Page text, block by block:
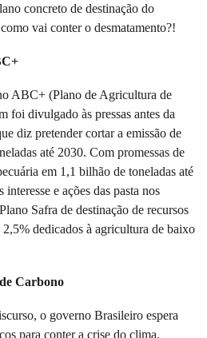
concreto de destinação do
vai conter o desmatamento?!
ABC+ (Plano de Agricultura de
foi divulgado às pressas antes da
diz pretender cortar a emissão de
até 2030. Com promessas de
em 1,1 bilhão de toneladas até
e ações das pasta nos
Safra de destinação de recursos
2,5% dedicados à agricultura de baixo
Carbono
o governo Brasileiro espera
para conter a crise do clima.